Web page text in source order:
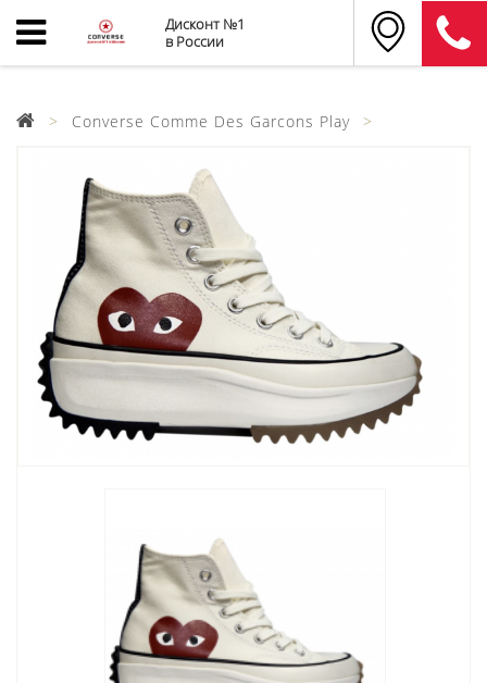
Дисконт №1
в России
Converse Comme Des Garcons Play